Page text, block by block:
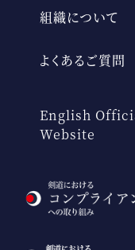
組織について
よくあるご質問
English
Website